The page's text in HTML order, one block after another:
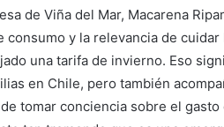
de Viña del Mar, Macarena
y la relevancia de cuidar
una tarifa de invierno. Eso
en Chile, pero también
tomar conciencia sobre el